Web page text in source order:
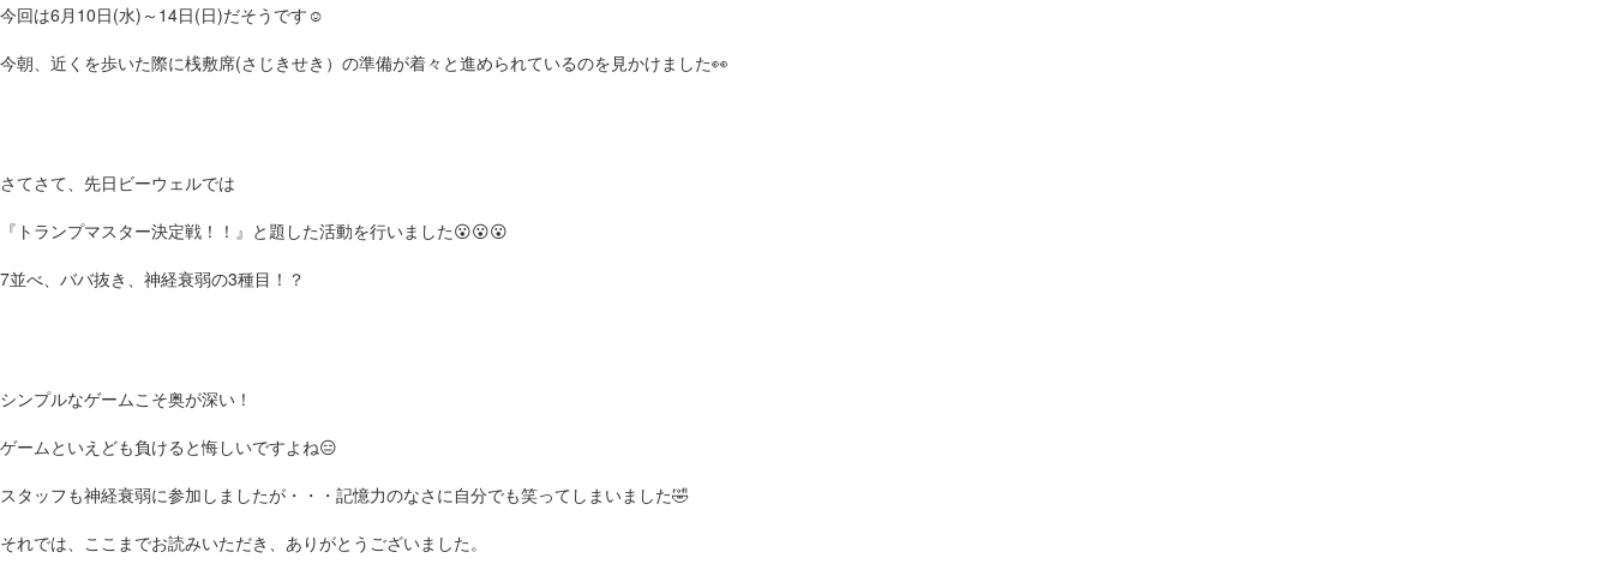
今回は6月10日(水)～14日(日)だそうです☺️
今朝、近くを歩いた際に桟敷席(さじきせき）の準備が着々と進められているのを見かけました👀
さてさて、先日ビーウェルでは
『トランプマスター決定戦！！』と題した活動を行いました😮😮😮
7並べ、ババ抜き、神経衰弱の3種目！？
シンプルなゲームこそ奥が深い！
ゲームといえども負けると悔しいですよね😑
スタッフも神経衰弱に参加しましたが・・・記憶力のなさに自分でも笑ってしまいました🤣
それでは、ここまでお読みいただき、ありがとうございました。